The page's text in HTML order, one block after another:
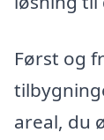
Først og
areal, du